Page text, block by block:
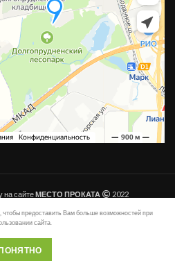
на сайтеМЕСТО ПРОКАТА 2022
2022
предоставить Вам больше возможностей при
сайта.